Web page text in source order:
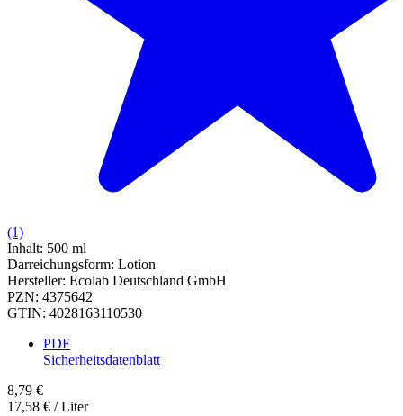
(1)
Inhalt: 500 ml
Darreichungsform: Lotion
Hersteller: Ecolab Deutschland GmbH
PZN: 4375642
GTIN: 4028163110530
PDF
Sicherheitsdatenblatt
8,79 €
17,58 € / Liter